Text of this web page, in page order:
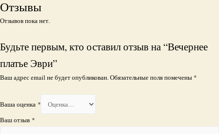
Отзывы
Отзывов пока нет.
Будьте первым, кто оставил отзыв на “Вечернее
платье Эври”
Ваш адрес email не будет опубликован.Обязательные поля помечены *
Ваша оценка *
Ваш отзыв *